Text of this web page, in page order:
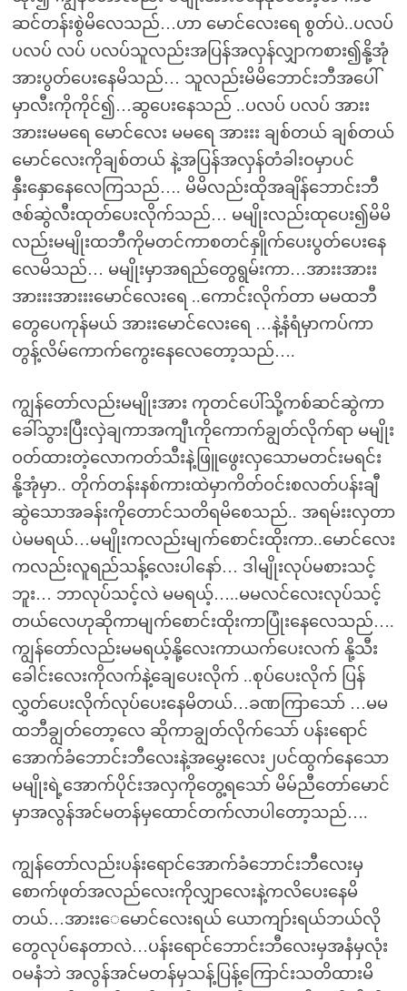
ဆင်တန်းစွဲမိလေသည်…ဟာ မောင်လေးရေ စွတ်ပဲ..ပလပ်
ပလပ် လပ် ပလပ်သူလည်းအပြန်အလှန်လျှာကစား၍နို့အုံ
အားပွတ်ပေးနေမိသည်… သူလည်းမိမိဘောင်းဘီအပေါ်
မှာလီးကိုကိုင်၍…ဆွပေးနေသည် ..ပလပ် ပလပ် အားး
အားးမမရေ မောင်လေး မမရေ အားးး ချစ်တယ် ချစ်တယ်
မောင်လေးကိုချစ်တယ် နဲ့အပြန်အလှန်တံခါးဝမှာပင်
နှီးနှောနေလေကြသည်…. မိမိလည်းထိုအချိန်ဘောင်းဘီ
ဇစ်ဆွဲလီးထုတ်ပေးလိုက်သည်… မမျိုးလည်းထုပေး၍မိမိ
လည်းမမျိုးထဘီကိုမတင်ကာစတင်နှိူက်ပေးပွတ်ပေးနေ
လေမိသည်… မမျိုးမှာအရည်တွေရွမ်းကာ…အားးအားး
အားးးအားးးမောင်လေးရေ ..ကောင်းလိုက်တာ မမထဘီ
တွေပေကုန်မယ် အားးမောင်လေးရေ …နဲ့နံရံမှာကပ်ကာ
တွန့်လိမ်ကောက်ကွေးနေလေတော့သည်….
ကျွန်တော်လည်းမမျိုးအား ကုတင်ပေါ်သို့ကစ်ဆင်ဆွဲကာ
ခေါ်သွားပြီးလှဲချကာအကျီၤကိုကောက်ချွတ်လိုက်ရာ မမျိုး
ဝတ်ထားတဲ့လောကတ်သီးနဲ့ဖြူဖွေးလှသောမတင်းမရင်း
နို့အုံမှာ.. တိုက်တန်းနစ်ကားထဲမှာကိတ်ဝင်းစလတ်ပန်းချီ
ဆွဲသောအခန်းကိုတောင်သတိရမိစေသည်.. အရမ်းးလှတာ
ပဲမမရယ်…မမျိုးကလည်းမျက်စောင်းထိုးကာ..မောင်လေး
ကလည်းလူရည်သန့်လေးပါနော်… ဒါမျိုးလုပ်မစားသင့်
ဘူး… ဘာလုပ်သင့်လဲ မမရယ့်…..မမလင်လေးလုပ်သင့်
တယ်လေဟုဆိုကာမျက်စောင်းထိုးကာပြုံးနေလေသည်….
ကျွန်တော်လည်းမမရယ့်နို့လေးကာယက်ပေးလက် နို့သီး
ခေါင်းလေးကိုလက်နဲ့ချေပေးလိုက် ..စုပ်ပေးလိုက် ပြန်
လွှတ်ပေးလိုက်လုပ်ပေးနေမိတယ်…ခဏကြာသော် …မမ
ထဘီချွတ်တော့လေ ဆိုကာချွတ်လိုက်သော် ပန်းရောင်
အောက်ခံဘောင်းဘီလေးနဲ့အမွှေးလေး၂ပင်ထွက်နေသော
မမျိုးရဲ့အောက်ပိုင်းအလှကိုတွေ့ရသော် မိမ်ညီတော်မောင်
မှာအလွန်အင်မတန်မှထောင်တက်လာပါတော့သည်….
ကျွန်တော်လည်းပန်းရောင်အောက်ခံဘောင်းဘီလေးမှ
စောက်ဖုတ်အလည်လေးကိုလျှာလေးနဲ့ကလိပေးနေမိ
တယ်…အားးေမောင်လေးရယ် ယောကျာ်းရယ်ဘယ်လို
တွေလုပ်နေတာလဲ…ပန်းရောင်ဘောင်းဘီလေးမှအနံမှလုံး
ဝမနံဘဲ အလွန်အင်မတန်မှသန့်ပြန့်ကြောင်းသတိထားမိ